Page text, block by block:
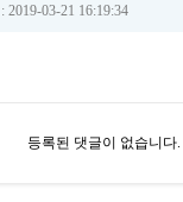
2019-03-21 16:19:34
등록된 댓글이 없습니다.